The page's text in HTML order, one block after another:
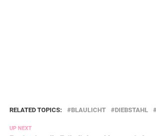
RELATED TOPICS: BLAULICHT DIEBSTAHL
UP NEXT